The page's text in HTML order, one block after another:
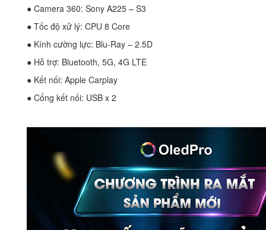
● Camera 360: Sony A225 – S3
● Tốc độ xử lý: CPU 8 Core
● Kính cường lực: Blu-Ray – 2.5D
● Hỗ trợ: Bluetooth, 5G, 4G LTE
● Kết nối: Apple Carplay
● Cổng kết nối: USB x 2